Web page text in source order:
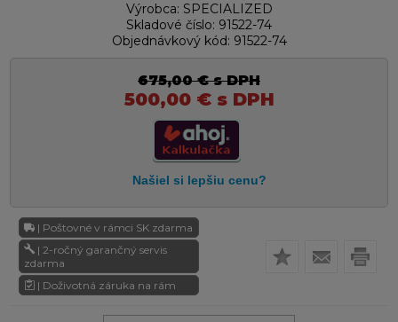
Výrobca: SPECIALIZED
Skladové číslo: 91522-74
Objednávkový kód: 91522-74
675,00 €s DPH
500,00 €s DPH
| Poštovné v rámci SK zdarma
| 2-ročný garančný servis
zdarma
| Doživotná záruka na rám